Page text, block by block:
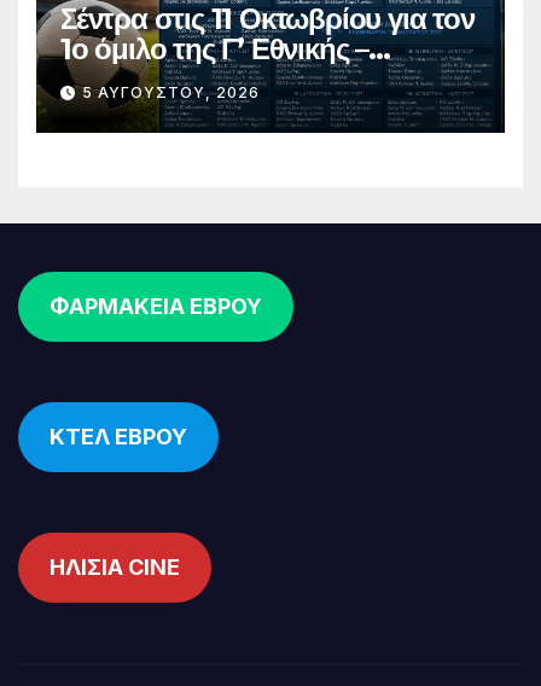
Σέντρα στις 11 Οκτωβρίου για τον
1ο όμιλο της Γ’ Εθνικής –
Ανακοινώθηκε το πλήρες
πρόγραμμα
5 ΑΥΓΟΎΣΤΟΥ, 2026
ΦΑΡΜΑΚΕΙΑ ΕΒΡΟΥ
ΚΤΕΛ ΕΒΡΟΥ
ΗΛΙΣΙΑ CINE